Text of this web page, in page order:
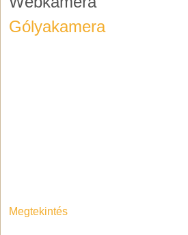
Gólyakamera
Megtekintés